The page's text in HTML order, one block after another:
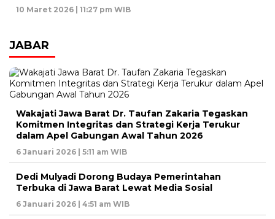
10 Maret 2026 | 11:27 pm WIB
JABAR
Wakajati Jawa Barat Dr. Taufan Zakaria Tegaskan
Komitmen Integritas dan Strategi Kerja Terukur
dalam Apel Gabungan Awal Tahun 2026
6 Januari 2026 | 5:11 am WIB
Dedi Mulyadi Dorong Budaya Pemerintahan
Terbuka di Jawa Barat Lewat Media Sosial
6 Januari 2026 | 4:51 am WIB